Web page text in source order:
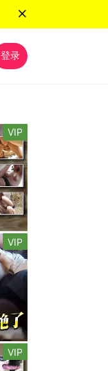
登录
VIP
VIP
VIP